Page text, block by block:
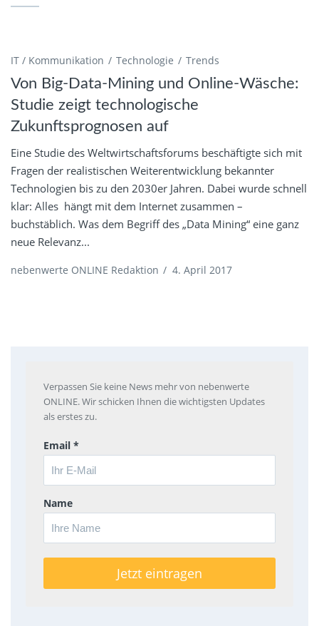
IT / Kommunikation Technologie Trends
Von Big-Data-Mining und Online-Wäsche:
Studie zeigt technologische
Zukunftsprognosen auf
Eine Studie des Weltwirtschaftsforums beschäftigte sich mit
Fragen der realistischen Weiterentwicklung bekannter
Technologien bis zu den 2030er Jahren. Dabei wurde schnell
klar: Alles hängt mit dem Internet zusammen –
buchstäblich. Was dem Begriff des „Data Mining“ eine ganz
neue Relevanz...
nebenwerte ONLINE Redaktion / 4. April 2017
Verpassen Sie keine News mehr von nebenwerte
ONLINE. Wir schicken Ihnen die wichtigsten Updates
als erstes zu.
Email *
Name